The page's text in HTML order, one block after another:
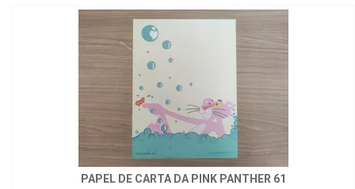
PAPEL DE CARTA DA PINK PANTHER 61